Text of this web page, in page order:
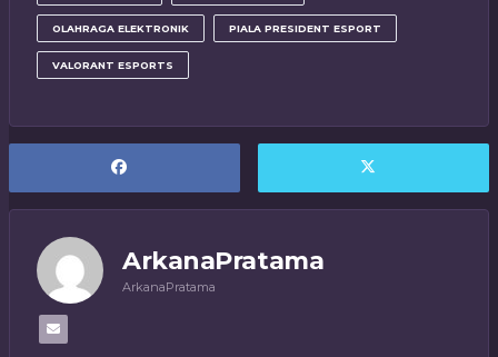
OLAHRAGA ELEKTRONIK PIALA PRESIDENT ESPORT
VALORANT ESPORTS
ArkanaPratama
ArkanaPratama